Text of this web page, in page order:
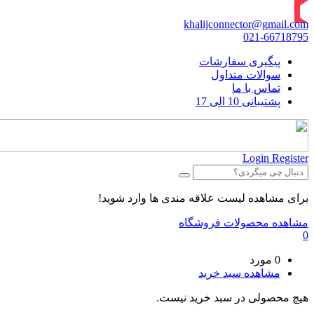
khalijconnector@gmail.com
021-66718795
پیگیری سفارشات
سوالات متداول
تماس با ما
پشتیبانی 10 الی 17
Login Register
برای مشاهده لیست علاقه مندی ها وارد شوید!
مشاهده محصولات فروشگاه
0
0 مورد
مشاهده سبد خرید
هیچ محصولی در سبد خرید نیست.